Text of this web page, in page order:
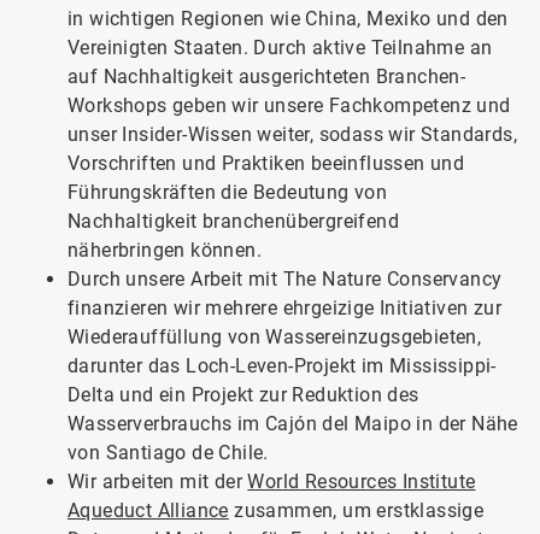
in wichtigen Regionen wie China, Mexiko und den
Vereinigten Staaten. Durch aktive Teilnahme an
auf Nachhaltigkeit ausgerichteten Branchen-
Workshops geben wir unsere Fachkompetenz und
unser Insider-Wissen weiter, sodass wir Standards,
Vorschriften und Praktiken beeinflussen und
Führungskräften die Bedeutung von
Nachhaltigkeit branchenübergreifend
näherbringen können.
Durch unsere Arbeit mit The Nature Conservancy
finanzieren wir mehrere ehrgeizige Initiativen zur
Wiederauffüllung von Wassereinzugsgebieten,
darunter das Loch-Leven-Projekt im Mississippi-
Delta und ein Projekt zur Reduktion des
Wasserverbrauchs im Cajón del Maipo in der Nähe
von Santiago de Chile.
Wir arbeiten mit derWorld Resources Institute
Aqueduct Alliance zusammen, um erstklassige